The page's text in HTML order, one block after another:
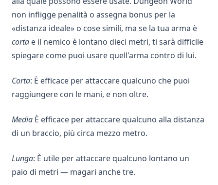
non infligge penalità o assegna bonus per la
«distanza ideale» o cose simili, ma se la tua arma è
corta e il nemico è lontano dieci metri, ti sarà difficile
spiegare come puoi usare quell'arma contro di lui.
Corta: È efficace per attaccare qualcuno che puoi
raggiungere con le mani, e non oltre.
Media È efficace per attaccare qualcuno alla distanza
di un braccio, più circa mezzo metro.
Lunga: È utile per attaccare qualcuno lontano un
paio di metri — magari anche tre.